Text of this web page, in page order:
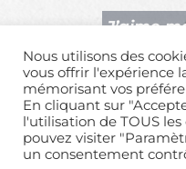
J’aime
Mentions légales| Tous
Nous utilisons des
vous offrir l'expérience
mémorisant vos
En cliquant sur
l'utilisation de TOUS les
pouvez visiter
un consentement